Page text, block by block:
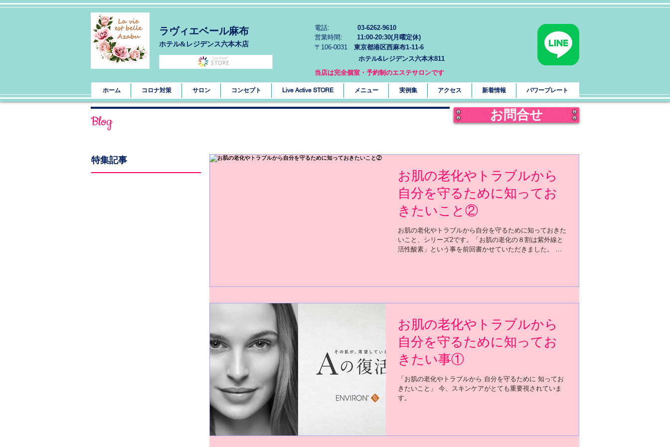
ラヴィエベール麻布
​ホテル&レジデンス六本木店
電話: 03-6262-9610
営業時間: 11:00-20:30(月曜定休)
〒106-0031 東京都港区西麻布1-11-6
ホテル&レジデンス六本木811
ホーム コロナ対策 サロン コンセプト Live Active STORE メニュー 実例集 アクセス 新着情報 パワープレート
当店は完全個室・予約制のエステサロンです
Blog お問合せ
特集記事
お肌の老化やトラブルから
自分を守るために知ってお
きたいこと②
お肌の老化やトラブルから自分を守るために知っておきた
いこと、シリーズ2です。「お肌の老化の８割は紫外線と
活性酸素」という事を前回書かせていただきました。 紫
お肌の老化やトラブルから
自分を守るために知ってお
きたい事①
「お肌の老化やトラブルから 自分を守るために 知ってお
きたいこと」 今、スキンケアがとても重要視されていま
す。